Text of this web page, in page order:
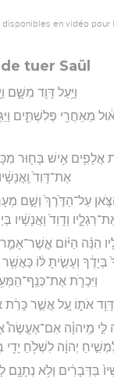
en vidéo pour
tuer Saül
וַיַּ֥עַל דָּוִ֖ד מִשָּׁ֑ם
מֵאַחֲרֵ֖י פְּלִשְׁתִּ֑ים
אֲלָפִ֛ים אִ֥ישׁ בָּח֖וּר
אֶת־דָּוִד֙
עַל־הַדֶּ֙רֶךְ֙ וְשָׁ֣ם
וְדָוִד֙ וַאֲנָשָׁ֔יו
הִנֵּ֨ה הַיּ֜וֹם
בְּיָדֶ֔ךָ וְעָשִׂ֣יתָ לּ֔וֹ כַּאֲשֶׁ֖ר
וַיִּכְרֹ֛ת
אֹת֑וֹ עַ֚ל אֲשֶׁ֣ר
לִּ֣י מֵֽיהוָ֗ה אִם־אֶעֱשֶׂה֩
יְהוָ֔ה לִשְׁלֹ֥חַ יָדִ֖י
בַּדְּבָרִ֔ים וְלֹ֥א נְתָנָ֖ם